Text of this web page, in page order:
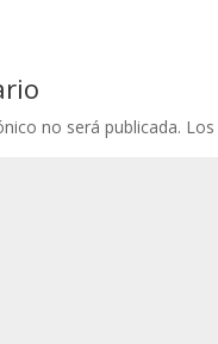
no será publicada.